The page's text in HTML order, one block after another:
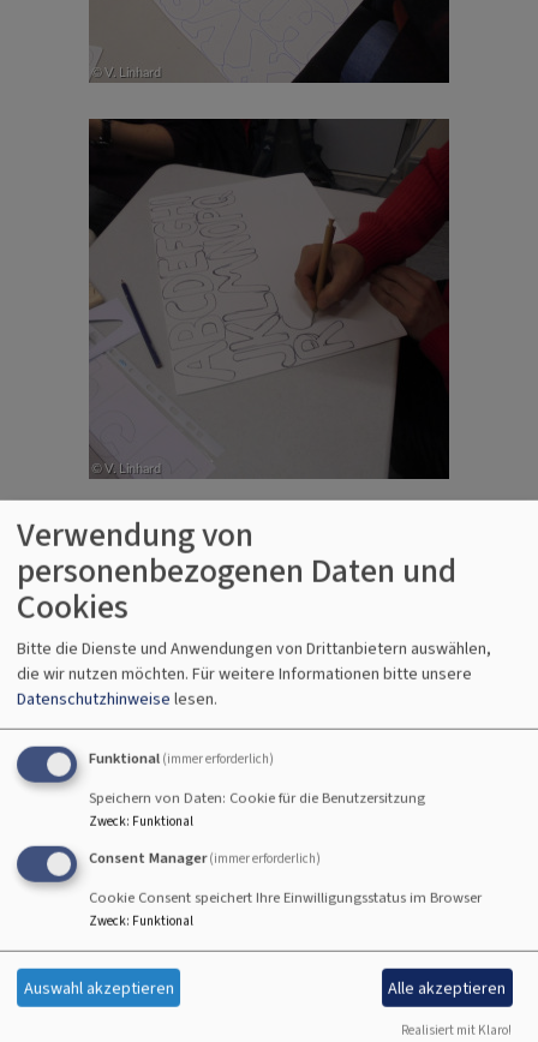
Verwendung von
personenbezogenen Daten und
Cookies
Bitte die Dienste und Anwendungen von Drittanbietern auswählen,
die wir nutzen möchten. Für weitere Informationen bitte unsere
Datenschutzhinweise lesen.
Funktional (immer erforderlich)
Speichern von Daten: Cookie für die Benutzersitzung
Zweck: Funktional
Consent Manager (immer erforderlich)
Cookie Consent speichert Ihre Einwilligungsstatus im Browser
Zweck: Funktional
Auswahl akzeptieren Alle akzeptieren
Realisiert mit Klaro!